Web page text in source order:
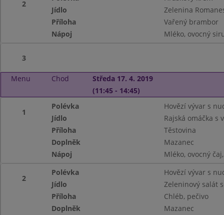
2
Jídlo
Zelenina
Příloha
Vařený brambor
Nápoj
Mléko, ovocný
3
Menu Chod
Středa 17. 4. 2019
(11:45 - 14:45)
1
Polévka
Hovězí vývar s
Jídlo
Rajská omáčka s
Příloha
Těstovina
Doplněk
Mazanec
Nápoj
Mléko, ovocný
2
Polévka
Hovězí vývar s
Jídlo
Zeleninový salát
Příloha
Chléb, pečivo
Doplněk
Mazanec